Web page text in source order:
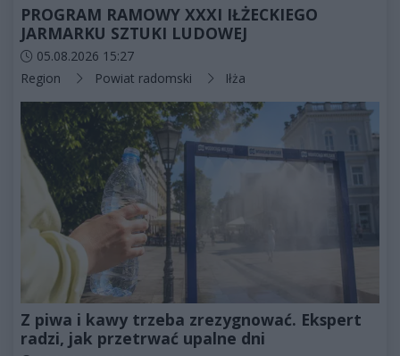
PROGRAM RAMOWY XXXI IŁŻECKIEGO
JARMARKU SZTUKI LUDOWEJ
Data dodania artykułu:
05.08.2026 15:27
Kategorie artykułu:
Region Powiat radomski Iłża
Z piwa i kawy trzeba zrezygnować. Ekspert
radzi, jak przetrwać upalne dni